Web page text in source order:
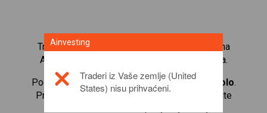
Trgujte s više od 1000 međunarodnih udjela na
Ainvesting platformi za trgovanje CFD-ovima.
Počnite trgovati CFD-ovima naIntesa-Sanpaolo.
Primajte kotacije u stvarnom vremenu i primajte
Ainvesting
Traderi iz Vaše zemlje (United
States) nisu prihvaćeni.